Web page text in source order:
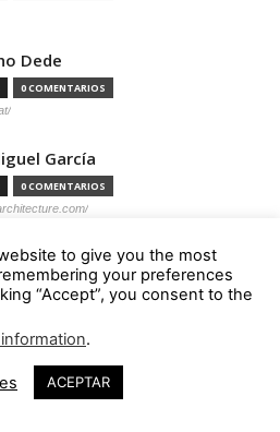
Dede
0 COMENTARIOS
García
0 COMENTARIOS
to give you the most
your preferences
“Accept”, you consent to the
.
ACEPTAR